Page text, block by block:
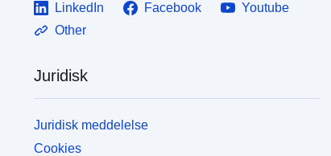
LinkedIn Facebook
Youtube
Other
Juridisk
Juridisk meddelelse
Cookies